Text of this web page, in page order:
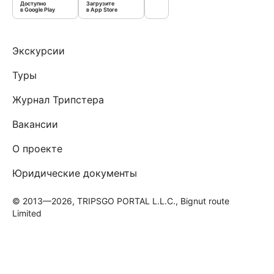
Доступно
в Google Play
Загрузите
в App Store
Экскурсии
Туры
Журнал Трипстера
Вакансии
О проекте
Юридические документы
© 2013—2026, TRIPSGO PORTAL L.L.C., Bignut route
Limited